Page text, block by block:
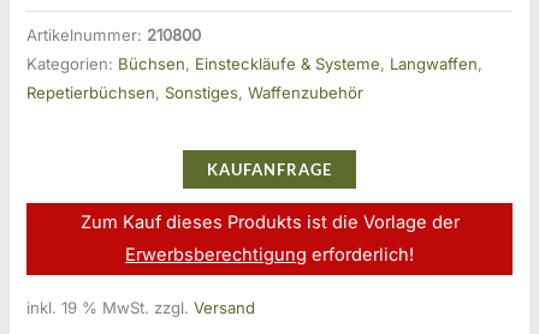
Artikelnummer: 210800
Kategorien: Büchsen, Einsteckläufe & Systeme, Langwaffen,
Repetierbüchsen, Sonstiges,Waffenzubehör
KAUFANFRAGE
Zum Kauf dieses Produkts ist die Vorlage der
Erwerbsberechtigung erforderlich!
inkl. 19 % MwSt. zzgl.Versand